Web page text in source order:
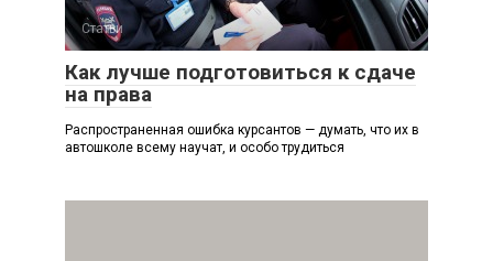
Статьи
Как лучше подготовиться к сдаче
на права
Распространенная ошибка курсантов — думать, что их в
автошколе всему научат, и особо трудиться